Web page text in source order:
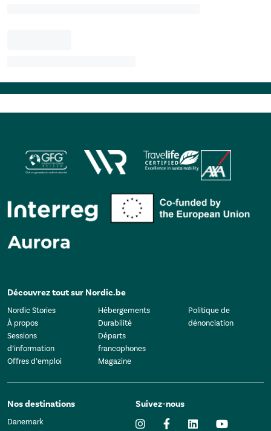
Découvrez tout sur Nordic.be
Nordic Stories
À propos
Sessions
d’information
Offres d’emploi
Hébergements
Durabilité
Départs
francophones
Magazine
Politique de
dénonciation
Nos destinations
Danemark
Suivez-nous